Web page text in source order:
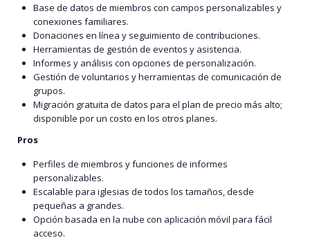
Base de datos de miembros con campos personalizables y
conexiones familiares.
Donaciones en línea y seguimiento de contribuciones.
Herramientas de gestión de eventos y asistencia.
Informes y análisis con opciones de personalización.
Gestión de voluntarios y herramientas de comunicación de
grupos.
Migración gratuita de datos para el plan de precio más alto;
disponible por un costo en los otros planes.
Pros
Perfiles de miembros y funciones de informes
personalizables.
Escalable para iglesias de todos los tamaños, desde
pequeñas a grandes.
Opción basada en la nube con aplicación móvil para fácil
acceso.